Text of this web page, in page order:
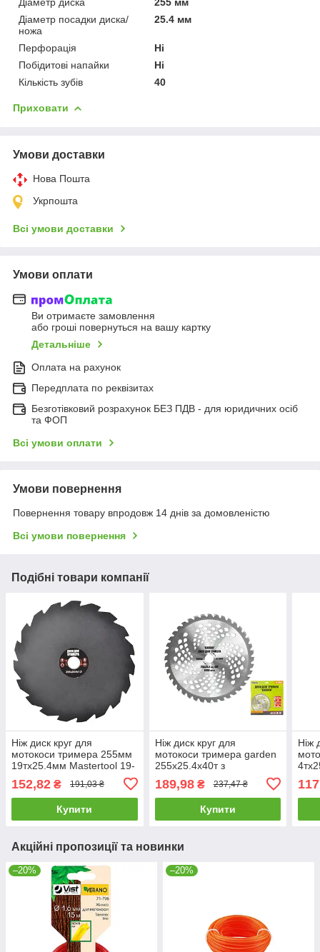
Діаметр посадки диска/
ножа
25.4 мм
Перфорація
Ні
Побідитові напайки
Ні
Кількість зубів
40
Приховати
Умови доставки
Нова Пошта
Укрпошта
Всі умови доставки
Умови оплати
Ви отримаєте замовлення
або гроші повернуться на вашу картку
Детальніше
Оплата на рахунок
Передплата по реквізитах
Безготівковий розрахунок БЕЗ ПДВ - для юридичних осіб
та ФОП
Всі умови оплати
Умови повернення
Повернення товару впродовж 14 днів за домовленістю
Всі умови повернення
Подібні товари компанії
Ніж диск круг для
мотокоси тримера 255мм
19тх25.4мм Mastertool 19-
152,82 ₴ 191,03 ₴
Купити
Ніж диск круг для
мотокоси тримера garden
255х25.4х40т з
Mastertool 19-2000
189,98₴ 237,47 ₴
Купити
Ніж
Акційні пропозиції та новинки
–20% –20%